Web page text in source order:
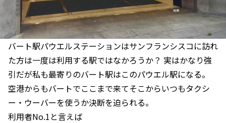
バート駅パウエルステーションはサンフランシスコに訪れ
た方は一度は利用する駅ではなかろうか？ 実はかなり強
引だが私も最寄りのバート駅はこのパウエル駅になる。
空港からもバートでここまで来てそこからいつもタクシ
ー・ウーバーを使うか決断を迫られる。
利用者No.1と言えば